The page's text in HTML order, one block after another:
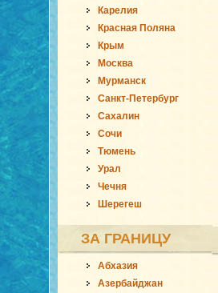
Карелия
Красная Поляна
Крым
Москва
Мурманск
Санкт-Петербург
Сахалин
Сочи
Тюмень
Урал
Чечня
Шерегеш
ЗА ГРАНИЦУ
Абхазия
Азербайджан